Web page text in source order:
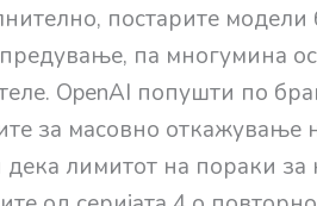
постарите модели
па многумина
OpenAI попушти по
за масовно откажување
дека лимитот на пораки за